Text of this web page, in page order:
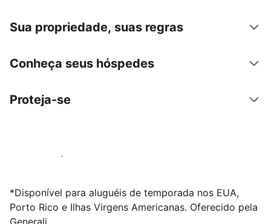
Sua propriedade, suas regras
Conheça seus hóspedes
Proteja-se
Anunciar conosco
*Disponível para aluguéis de temporada nos EUA,
Porto Rico e Ilhas Virgens Americanas. Oferecido pela